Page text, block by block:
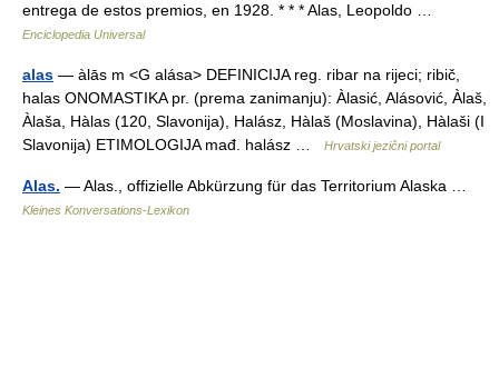
entrega de estos premios, en 1928. * * * Alas, Leopoldo …
Enciclopedia Universal
alas — àlās m <G alása> DEFINICIJA reg. ribar na rijeci; ribič,
halas ONOMASTIKA pr. (prema zanimanju): Àlasić, Alásović, Àlaš,
Àlaša, Hàlas (120, Slavonija), Halász, Hàlaš (Moslavina), Hàlaši (I
Slavonija) ETIMOLOGIJA mađ. halász …
Hrvatski jezični portal
Alas. — Alas., offizielle Abkürzung für das Territorium Alaska …
Kleines Konversations-Lexikon